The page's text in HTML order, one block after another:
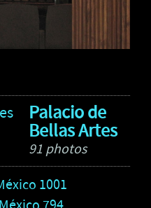
Palacio de
Bellas Artes
91 photos